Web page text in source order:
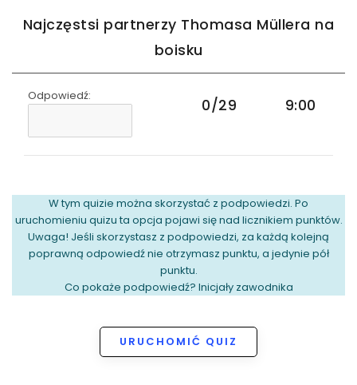
Najczęstsi partnerzy Thomasa Müllera na
boisku
Odpowiedź: 0/29 9:00
W tym quizie można skorzystać z podpowiedzi. Po
uruchomieniu quizu ta opcja pojawi się nad licznikiem punktów.
Uwaga! Jeśli skorzystasz z podpowiedzi, za każdą kolejną
poprawną odpowiedź nie otrzymasz punktu, a jedynie pół
punktu.
Co pokaże podpowiedź? Inicjały zawodnika
URUCHOMIĆ QUIZ